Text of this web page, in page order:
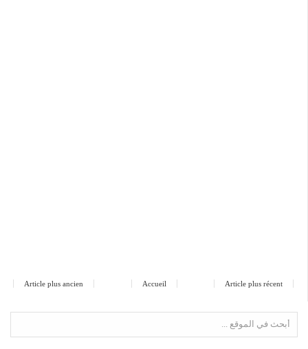
Article plus récent
Article plus ancien Accueil